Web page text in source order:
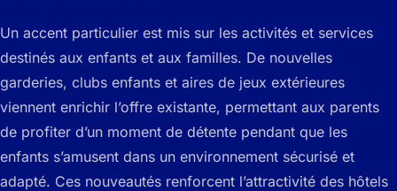
Un accent particulier est mis sur les activités et services
destinés aux enfants et aux familles. De nouvelles
garderies, clubs enfants et aires de jeux extérieures
viennent enrichir l’offre existante, permettant aux parents
de profiter d’un moment de détente pendant que les
enfants s’amusent dans un environnement sécurisé et
adapté. Ces nouveautés renforcent l’attractivité des hôtels